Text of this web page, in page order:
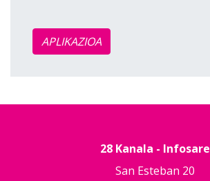
APLIKAZIOA
28 Kanala - Infosare
San Esteban 20